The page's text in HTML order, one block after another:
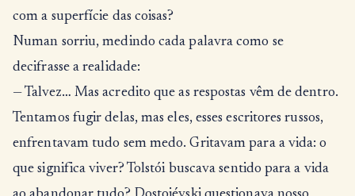
com a superfície das coisas?
Numan sorriu, medindo cada palavra como se
decifrasse a realidade:
— Talvez… Mas acredito que as respostas vêm de dentro.
Tentamos fugir delas, mas eles, esses escritores russos,
enfrentavam tudo sem medo. Gritavam para a vida: o
que significa viver? Tolstói buscava sentido para a vida